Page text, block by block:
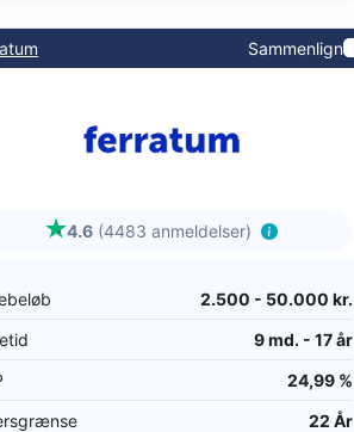
Sammenlign
4.6 (4483 anmeldelser)
2.500 - 50.000 kr.
9 md. - 17 år
24,99 %
22 År